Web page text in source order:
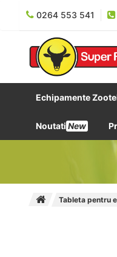
0264 553 541
Echipamente
Noutati New
Tableta pentru